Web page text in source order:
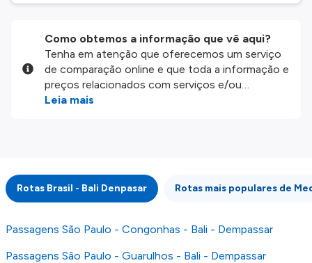
Como obtemos a informação que vê aqui?
Tenha em atenção que oferecemos um serviço
de comparação online e que toda a informação e
preços relacionados com serviços e/ou
produtos disponíveis no nosso website são
integridade ou pela precisão da informação
publicada, por isso verifique com atenção todas
as condições no website do parceiro antes de
fazer uma reserva. Para mais detalhes verifique
os nossosTermos e Condições.
Leia mais
Rotas Brasil - Bali Denpasar Rotas mais populares de
Passagens São Paulo - Congonhas - Bali - Dempassar
Passagens São Paulo - Guarulhos - Bali - Dempassar